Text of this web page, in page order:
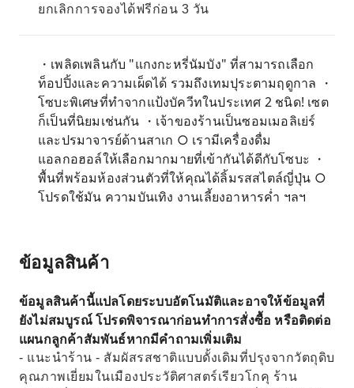
ยกเลิกการจองได้ฟรีก่อน 3 วัน
・เพลิดเพลินกับ "แกงกะหรี่นัมบัง" ที่สามารถเลือก
ท็อปปิ้งและความเผ็ดได้ รวมถึงเทมปุระตามฤดูกาล ・
โซบะพิเศษที่ทำจากแป้งบัควีทในประเทศ 2 ชนิด! เซต
ก็เป็นที่นิยมเช่นกัน ・เจ้าของร้านเป็นซอมเมอลิเย่ร์
และปรมาจารย์ด้านสาเก ○ เรามีเครื่องดื่ม
แอลกอฮอล์ให้เลือกมากมายที่เข้ากันได้ดีกับโซบะ ・
พื้นที่พร้อมห้องส่วนตัวที่ให้คุณได้ลิ้มรสสไตล์ญี่ปุ่น ○
โปรดใช้มัน ความบันเทิง งานเลี้ยงอาหารค่ำ ฯลฯ
ข้อมูลสินค้า
ข้อมูลสินค้านี้แปลโดยระบบอัตโนมัติและอาจให้ข้อมูลที่
ยังไม่สมบูรณ์ โปรดพิจารณาก่อนทำการสั่งซื้อ หรือติดต่อ
แผนกลูกค้าสัมพันธ์หากมีคำถามเพิ่มเติม
- แนะนำร้าน - สัมผัสรสชาติแบบดั้งเดิมที่ปรุงจากวัตถุดิบ
คุณภาพเยี่ยมในเมืองประวัติศาสตร์เรียวโกคุ ร้าน